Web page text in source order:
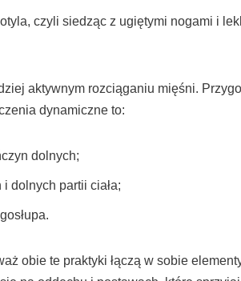
czyli siedząc z ugiętymi nogami i
aktywnym rozciąganiu mięśni.
dynamiczne to:
dolnych;
dolnych partii ciała;
obie te praktyki łączą w sobie